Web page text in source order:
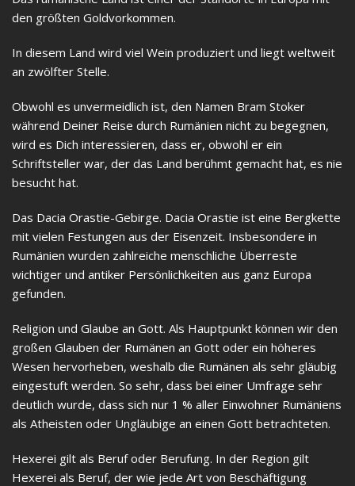
den größten Goldvorkommen.
In diesem Land wird viel Wein produziert und liegt weltweit
an zwölfter Stelle.
Obwohl es unvermeidlich ist, den Namen Bram Stoker
während Deiner Reise durch Rumänien nicht zu begegnen,
wird es Dich interessieren, dass er, obwohl er ein
Schriftsteller war, der das Land berühmt gemacht hat, es nie
besucht hat.
Das Dacia Orastie-Gebirge. Dacia Orastie ist eine Bergkette
mit vielen Festungen aus der Eisenzeit. Insbesondere in
Rumänien wurden zahlreiche menschliche Überreste
wichtiger und antiker Persönlichkeiten aus ganz Europa
gefunden.
Religion und Glaube an Gott. Als Hauptpunkt können wir den
großen Glauben der Rumänen an Gott oder ein höheres
Wesen hervorheben, weshalb die Rumänen als sehr gläubig
eingestuft werden. So sehr, dass bei einer Umfrage sehr
deutlich wurde, dass sich nur 1 % aller Einwohner Rumäniens
als Atheisten oder Ungläubige an einen Gott betrachteten.
Hexerei gilt als Beruf oder Berufung. In der Region gilt
Hexerei als Beruf, der wie jede Art von Beschäftigung